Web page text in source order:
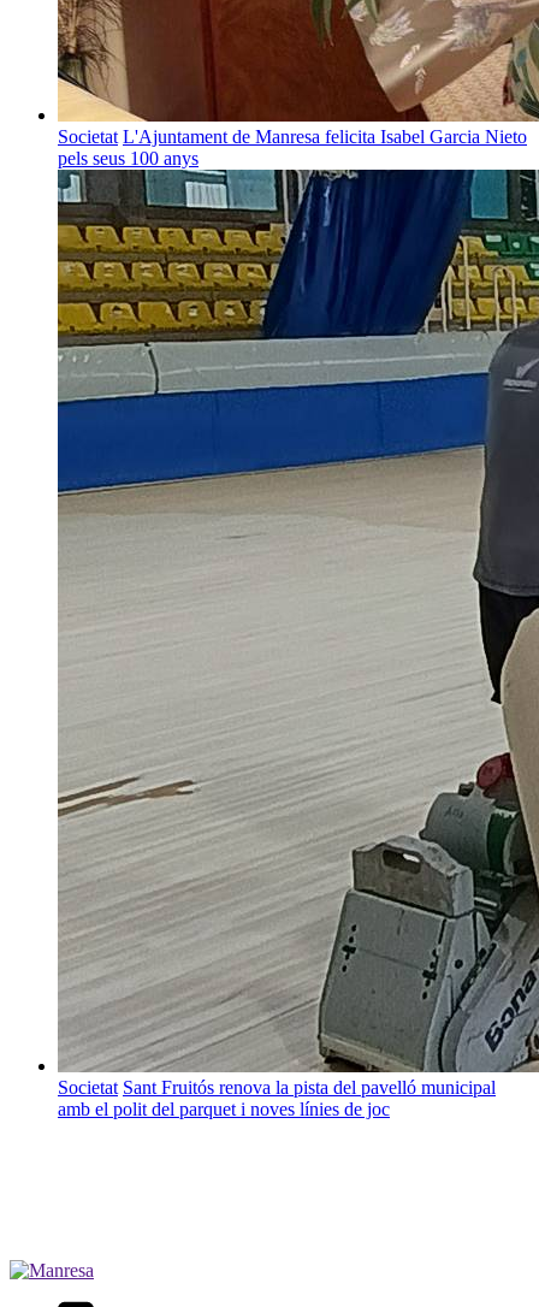
Societat L'Ajuntament de Manresa felicita Isabel Garcia Nieto
pels seus 100 anys
Societat Sant Fruitós renova la pista del pavelló municipal
amb el polit del parquet i noves línies de joc